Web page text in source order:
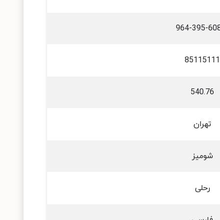
964-395-
85115111
540.76
تهران
شومیز
رحلی